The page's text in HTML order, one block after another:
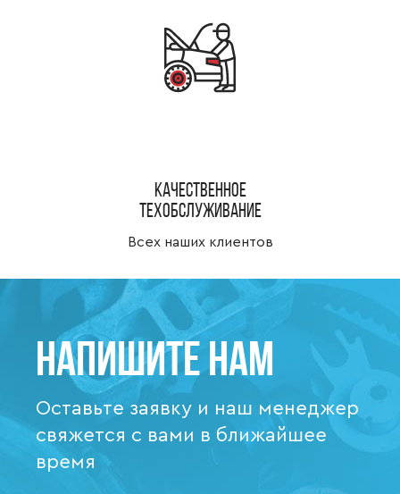
Качественное
техобслуживание
Всех наших клиентов
Напишите нам
Оставьте заявку и наш менеджер
свяжется с вами в ближайшее
время